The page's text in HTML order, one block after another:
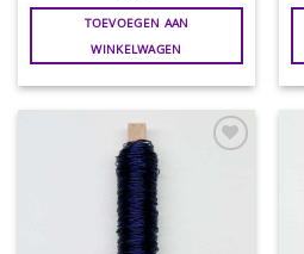
TOEVOEGEN AAN
WINKELWAGEN